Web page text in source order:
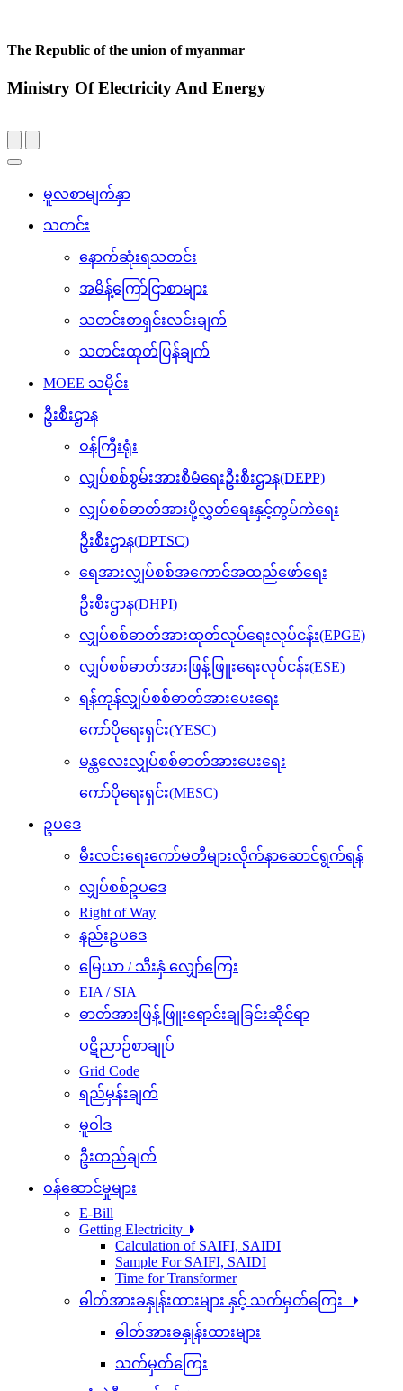
The Republic of the union of myanmar
Ministry Of Electricity And Energy
navigation
မူလစာမျက်နှာ
သတင်း
နောက်ဆုံးရသတင်း
အမိန့်ကြော်ငြာစာများ
သတင်းစာရှင်းလင်းချက်
သတင်းထုတ်ပြန်ချက်
MOEE သမိုင်း
ဦးစီးဌာန
ဝန်ကြီးရုံး
လျှပ်စစ်စွမ်းအားစီမံရေးဦးစီးဌာန(DEPP)
လျှပ်စစ်ဓာတ်အားပို့လွှတ်ရေးနှင့်ကွပ်ကဲရေး
ဦးစီးဌာန(DPTSC)
ရေအားလျှပ်စစ်အကောင်အထည်ဖော်ရေး
ဦးစီးဌာန(DHPI)
လျှပ်စစ်ဓာတ်အားထုတ်လုပ်ရေးလုပ်ငန်း(EPGE)
လျှပ်စစ်ဓာတ်အားဖြန့်ဖြူးရေးလုပ်ငန်း(ESE)
ရန်ကုန်လျှပ်စစ်ဓာတ်အားပေးရေး
ကော်ပိုရေးရှင်း(YESC)
မန္တလေးလျှပ်စစ်ဓာတ်အားပေးရေး
ကော်ပိုရေးရှင်း(MESC)
ဥပဒေ
မီးလင်းရေးကော်မတီများလိုက်နာဆောင်ရွက်ရန်
လျှပ်စစ်ဥပဒေ
Right of Way
နည်းဥပဒေ
မြေယာ / သီးနှံ လျှော်ကြေး
EIA / SIA
ဓာတ်အားဖြန့်ဖြူးရောင်းချခြင်းဆိုင်ရာ
ပဋိညာဉ်စာချုပ်
Grid Code
ရည်မှန်းချက်
မူဝါဒ
ဦးတည်ချက်
ဝန်ဆောင်မှုများ
E-Bill
Getting Electricity
Calculation of SAIFI, SAIDI
Sample For SAIFI, SAIDI
Time for Transformer
ဓါတ်အားခနှုန်းထားများ နှင့် သက်မှတ်ကြေး
ဓါတ်အားခနှုန်းထားများ
သက်မှတ်ကြေး